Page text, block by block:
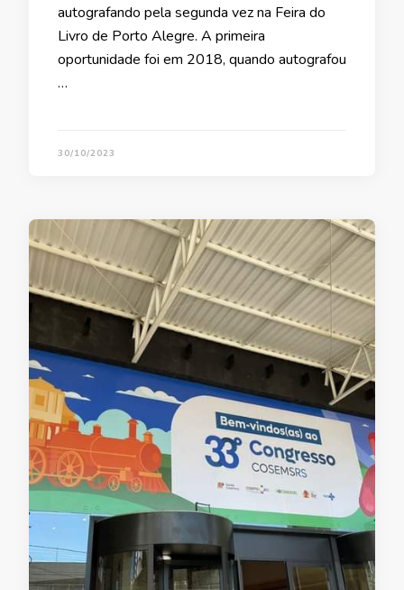
autografando pela segunda vez na Feira do
Livro de Porto Alegre. A primeira
oportunidade foi em 2018, quando autografou
…
30/10/2023